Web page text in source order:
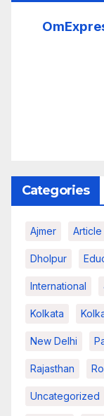
Categories
Ajmer Article
Dholpur
International
Kolkata
New Delhi
Rajasthan
Uncategorized